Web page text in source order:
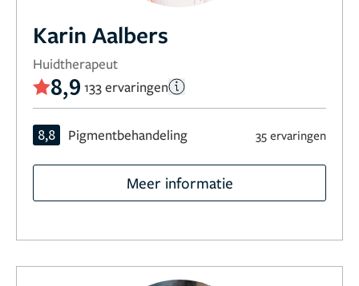
Karin Aalbers
Huidtherapeut
8,9 133 ervaringen
8,8 Pigmentbehandeling 35 ervaringen
Meer informatie